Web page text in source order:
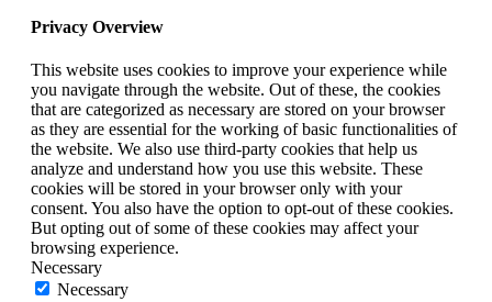
Privacy Overview
This website uses cookies to improve your experience while
you navigate through the website. Out of these, the cookies
that are categorized as necessary are stored on your browser
as they are essential for the working of basic functionalities of
the website. We also use third-party cookies that help us
analyze and understand how you use this website. These
cookies will be stored in your browser only with your
consent. You also have the option to opt-out of these cookies.
But opting out of some of these cookies may affect your
browsing experience.
Necessary
Necessary